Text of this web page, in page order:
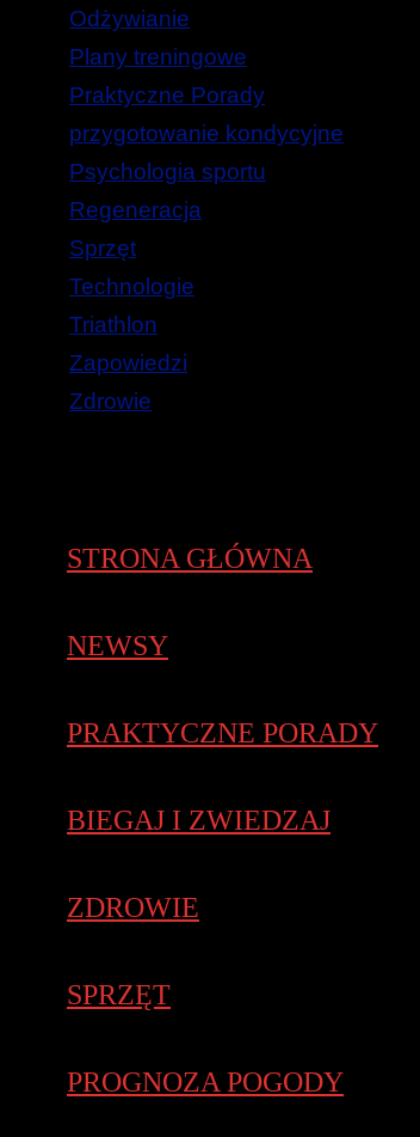
Odżywianie
Plany treningowe
Praktyczne Porady
przygotowanie kondycyjne
Psychologia sportu
Regeneracja
Sprzęt
Technologie
Triathlon
Zapowiedzi
Zdrowie
STRONA GŁÓWNA
NEWSY
PRAKTYCZNE PORADY
BIEGAJ I ZWIEDZAJ
ZDROWIE
SPRZĘT
PROGNOZA POGODY